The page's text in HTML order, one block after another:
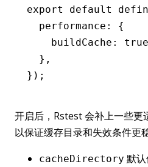
export default
  performance
:
{
    buildCache
: true
  }
,
});
开启后，Rstest 会补上一些更
以保证缓存目录和失效条件更
cacheDirectory 默